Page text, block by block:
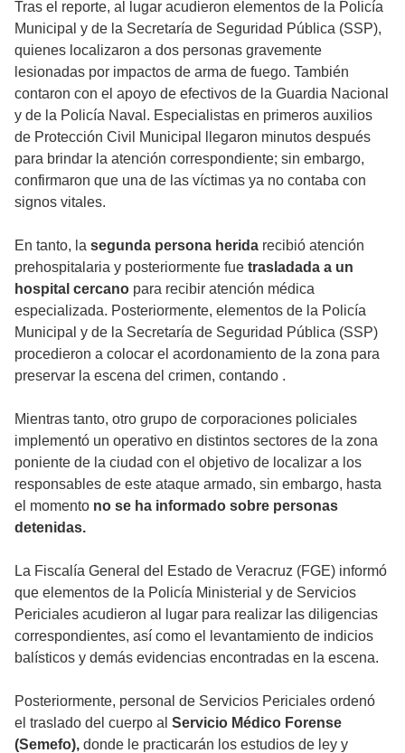
Tras el reporte, al lugar acudieron elementos de la Policía
Municipal y de la Secretaría de Seguridad Pública (SSP),
quienes localizaron a dos personas gravemente
lesionadas por impactos de arma de fuego. También
contaron con el apoyo de efectivos de la Guardia Nacional
y de la Policía Naval. Especialistas en primeros auxilios
de Protección Civil Municipal llegaron minutos después
para brindar la atención correspondiente; sin embargo,
confirmaron que una de las víctimas ya no contaba con
signos vitales.
En tanto, la segunda persona herida recibió atención
prehospitalaria y posteriormente fue trasladada a un
hospital cercano para recibir atención médica
especializada. Posteriormente, elementos de la Policía
Municipal y de la Secretaría de Seguridad Pública (SSP)
procedieron a colocar el acordonamiento de la zona para
preservar la escena del crimen, contando .
Mientras tanto, otro grupo de corporaciones policiales
implementó un operativo en distintos sectores de la zona
poniente de la ciudad con el objetivo de localizar a los
responsables de este ataque armado, sin embargo, hasta
el momento no se ha informado sobre personas
detenidas.
La Fiscalía General del Estado de Veracruz (FGE) informó
que elementos de la Policía Ministerial y de Servicios
Periciales acudieron al lugar para realizar las diligencias
correspondientes, así como el levantamiento de indicios
balísticos y demás evidencias encontradas en la escena.
Posteriormente, personal de Servicios Periciales ordenó
el traslado del cuerpo al Servicio Médico Forense
(Semefo), donde le practicarán los estudios de ley y